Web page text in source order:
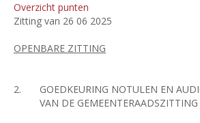
Overzicht punten
Zitting van 26 06 2025
OPENBARE ZITTING
2.
GOEDKEURING NOTULEN EN
VAN DE